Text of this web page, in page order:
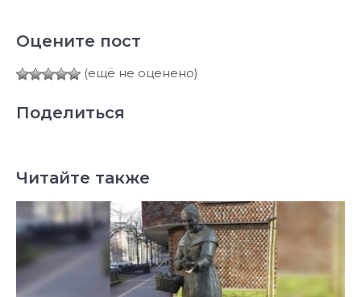
Оцените пост
(ещё не оценено)
Поделиться
Читайте также